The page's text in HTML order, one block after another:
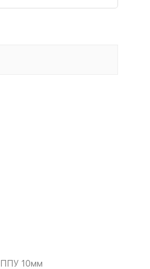
ППУ 10мм